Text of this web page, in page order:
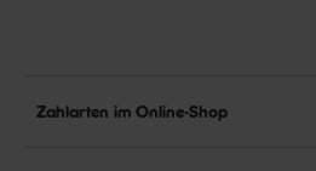
Zahlarten im Online-Shop